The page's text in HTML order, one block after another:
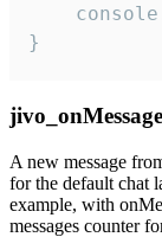
}
A new message
for the default chat
example, with
messages counter